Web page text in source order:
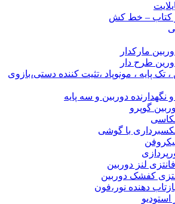
کتاب – خط کش
مارکدار
طرح دار
، تک پایه ، مونوپاد ،تثیت کننده دستی،بازوی
و نگهدارنده دوربین و سه پایه
گوپرو
با گوشی
لنز دوربین
کفشک دوربین
دهنده نور،فون